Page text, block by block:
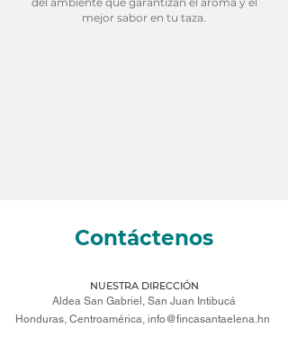
mejor sabor en tu taza.
Contáctenos
NUESTRA DIRECCIÓN
Aldea San Gabriel, San Juan Intibucá
Honduras, Centroamérica, info@fincasantaelena.hn